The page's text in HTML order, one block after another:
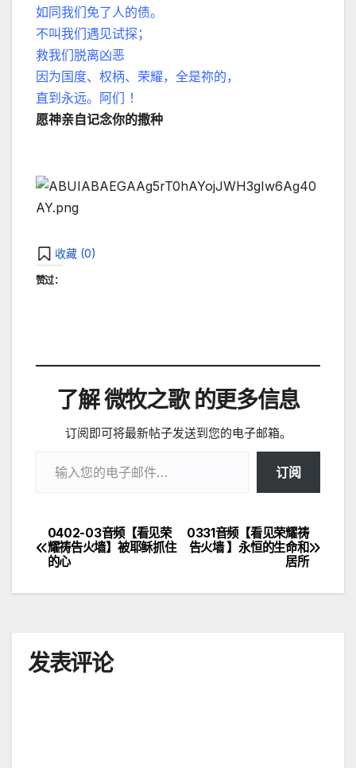
如同我们免了人的债。
不叫我们遇见试探；
救我们脱离凶恶
因为国度、权柄、荣耀，全是祢的，
直到永远。阿们 ！
愿神亲自记念你的撒种
收藏 (0)
赞过：
了解 微牧之歌 的更多信息
订阅即可将最新帖子发送到您的电子邮箱。
订阅
文
章
0331音频【看见荣耀祷
告火墙 】永恒的生命和
居所
0402-03音频【看见荣
耀祷告火墙】被耶稣抓住
的心
发表评论